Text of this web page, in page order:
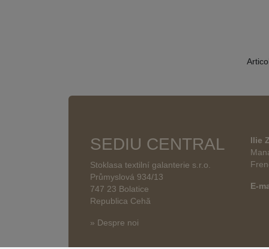
SEDIU CENTRAL
Stoklasa textilní galanterie s.r.o.
Průmyslová 934/13
747 23 Bolatice
Republica Cehă
» Despre noi
Ilie
E-